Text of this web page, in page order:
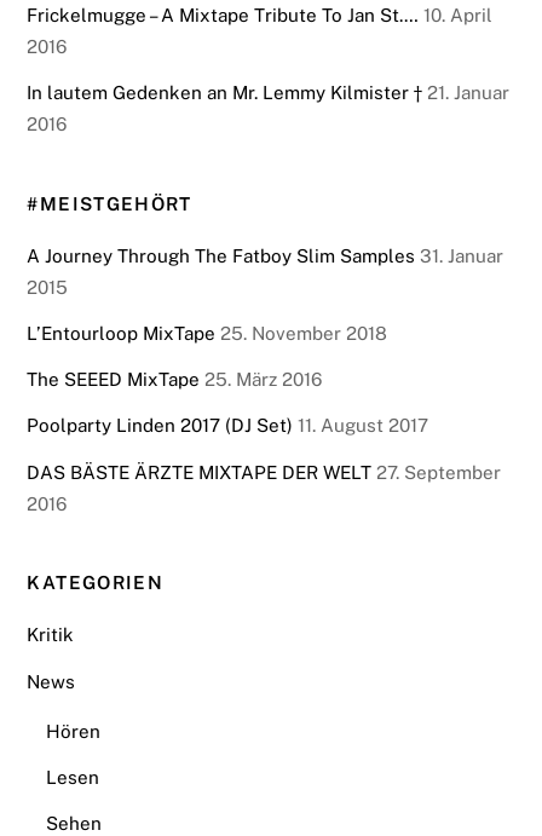
Frickelmugge – A Mixtape Tribute To Jan St.… 10. April
2016
In lautem Gedenken an Mr. Lemmy Kilmister † 21. Januar
2016
#MEISTGEHÖRT
A Journey Through The Fatboy Slim Samples 31. Januar
2015
L’Entourloop MixTape 25. November 2018
The SEEED MixTape 25. März 2016
Poolparty Linden 2017 (DJ Set) 11. August 2017
DAS BÄSTE ÄRZTE MIXTAPE DER WELT 27. September
2016
KATEGORIEN
Kritik
News
Hören
Lesen
Sehen